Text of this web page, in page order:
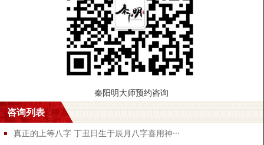
7、丁丑日丙午时生
此命一般。年月支是寅卯戌未，贵显。是酉丑，以财做用神最好。忌
丑与未相冲相刑，此命难得好结果。年月支是辰戌，四库具全，贵当
极品。是申未，官至三品。
9、丁丑日戊申时生
是贵人命。年月支是未申，贵显；行东南运，命主大贵。生于巳月，
秦阳明大师预约咨询
咨询列表
真正的上等八字 丁丑日生于辰月八字喜用神···